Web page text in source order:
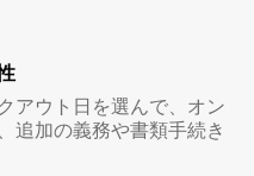
アウト日を選んで、オン
追加の義務や書類手続き